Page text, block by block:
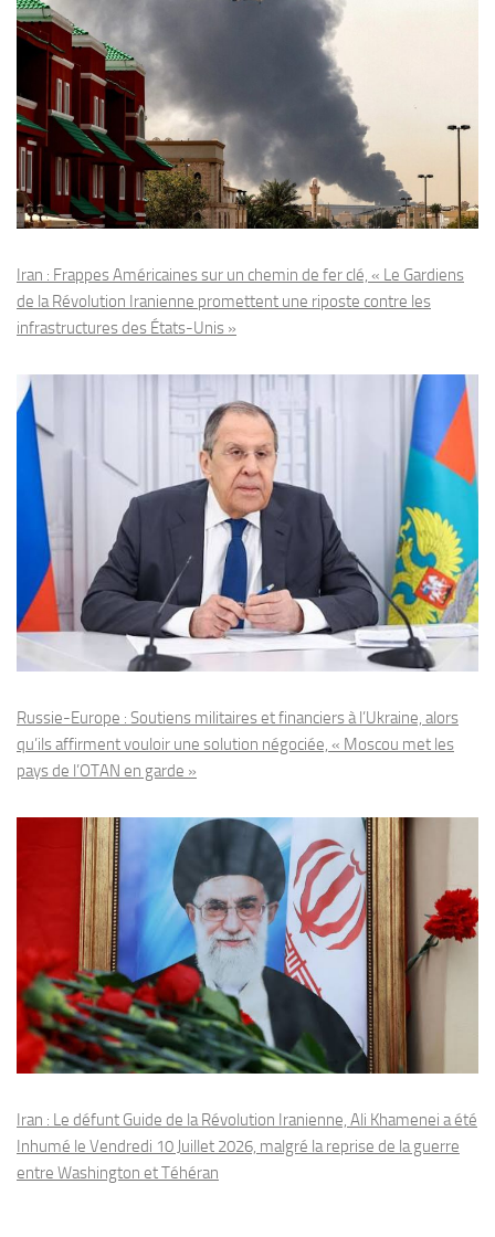
Iran : Frappes Américaines sur un chemin de fer clé, « Le Gardiens
de la Révolution Iranienne promettent une riposte contre les
infrastructures des États-Unis »
Russie-Europe : Soutiens militaires et financiers à l’Ukraine, alors
qu’ils affirment vouloir une solution négociée, « Moscou met les
pays de l’OTAN en garde »
Iran : Le défunt Guide de la Révolution Iranienne, Ali Khamenei a été
Inhumé le Vendredi 10 Juillet 2026, malgré la reprise de la guerre
entre Washington et Téhéran